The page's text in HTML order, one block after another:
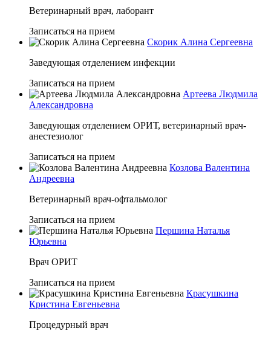
Ветеринарный врач, лаборант
Записаться на прием
Скорик Алина Сергеевна
Заведующая отделением инфекции
Записаться на прием
Артеева Людмила
Александровна
Заведующая отделением ОРИТ, ветеринарный врач-
анестезиолог
Записаться на прием
Козлова Валентина
Андреевна
Ветеринарный врач-офтальмолог
Записаться на прием
Першина Наталья
Юрьевна
Врач ОРИТ
Записаться на прием
Красушкина
Кристина Евгеньевна
Процедурный врач